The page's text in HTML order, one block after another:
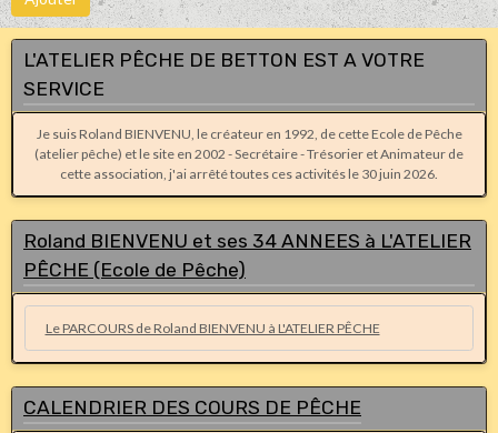
L'ATELIER PÊCHE DE BETTON EST A VOTRE
SERVICE
Je suis Roland BIENVENU, le créateur en 1992, de cette Ecole de Pêche
(atelier pêche) et le site en 2002 - Secrétaire - Trésorier et Animateur de
cette association, j'ai arrêté toutes ces activités le 30 juin 2026.
Roland BIENVENU et ses 34 ANNEES à L'ATELIER
PÊCHE (Ecole de Pêche)
Le PARCOURS de Roland BIENVENU à L'ATELIER PÊCHE
CALENDRIER DES COURS DE PÊCHE